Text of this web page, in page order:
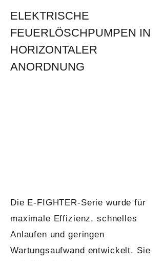
ELEKTRISCHE
FEUERLÖSCHPUMPEN IN
HORIZONTALER
ANORDNUNG
Die E-FIGHTER-Serie wurde für
maximale Effizienz, schnelles
Anlaufen und geringen
Wartungsaufwand entwickelt. Sie